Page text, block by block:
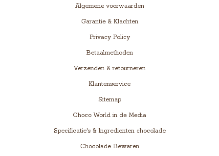
Algemene voorwaarden
Garantie & Klachten
Privacy Policy
Betaalmethoden
Verzenden & retourneren
Klantenservice
Sitemap
Choco World in de Media
Specificatie's & Ingredienten chocolade
Chocolade Bewaren